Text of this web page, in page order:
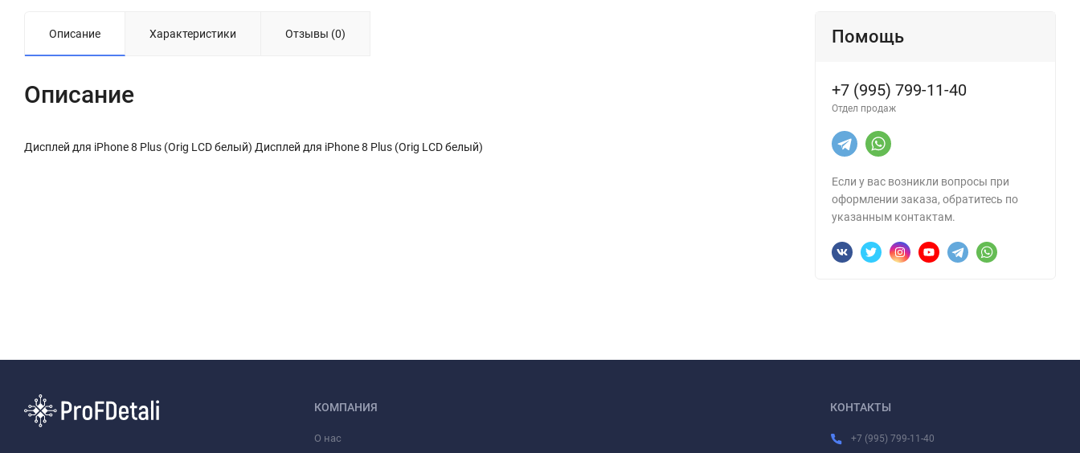
Описание Характеристики Отзывы (0)
Описание
Дисплей для iPhone 8 Plus (Orig LCD белый) Дисплей для iPhone 8 Plus (Orig LCD белый)
Помощь
+7 (995) 799-11-40
Отдел продаж
Если у вас возникли вопросы при
оформлении заказа, обратитесь по
указанным контактам.
КОМПАНИЯ
О нас
КОНТАКТЫ
+7 (995) 799-11-40